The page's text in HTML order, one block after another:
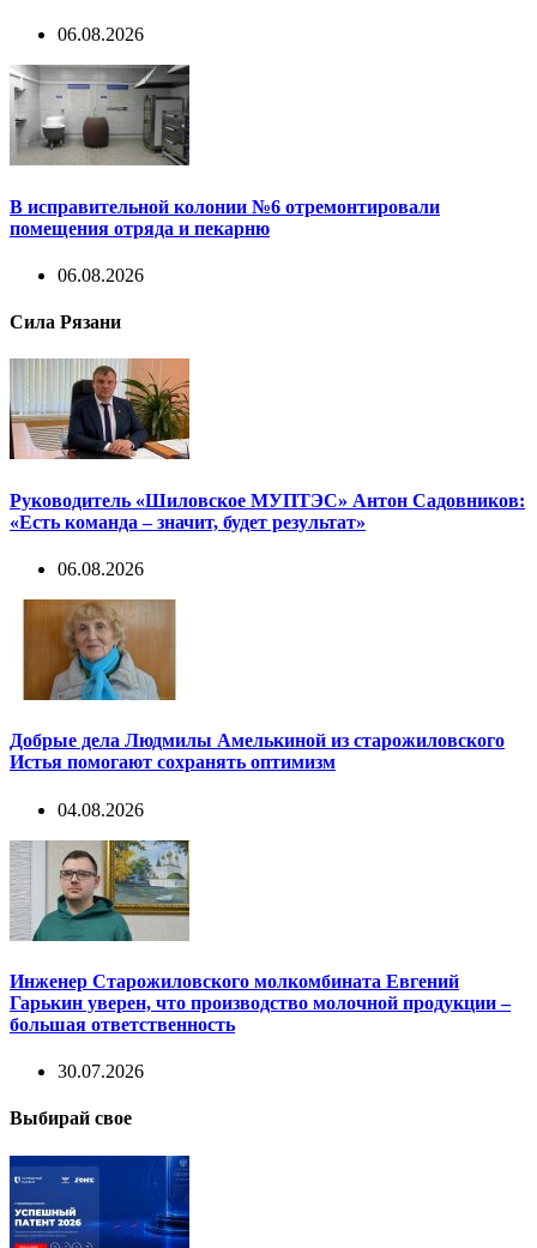
06.08.2026
В исправительной колонии №6 отремонтировали
помещения отряда и пекарню
06.08.2026
Сила Рязани
Руководитель «Шиловское МУПТЭС» Антон Садовников:
«Есть команда – значит, будет результат»
06.08.2026
Добрые дела Людмилы Амелькиной из старожиловского
Истья помогают сохранять оптимизм
04.08.2026
Инженер Старожиловского молкомбината Евгений
Гарькин уверен, что производство молочной продукции –
большая ответственность
30.07.2026
Выбирай свое